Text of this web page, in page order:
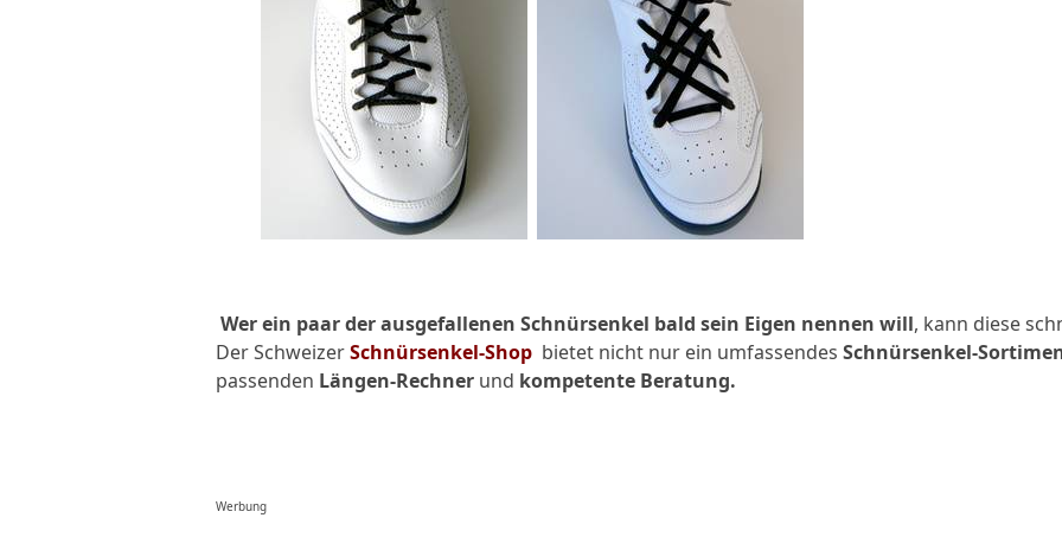
Wer ein paar der ausgefallenen Schnürsenkel bald sein Eigen nennen will, kann diese
Der SchweizerSchnürsenkel-Shop bietet nicht nur ein umfassendes Schnürsenkel-
passenden Längen-Rechner und kompetente Beratung.
Werbung